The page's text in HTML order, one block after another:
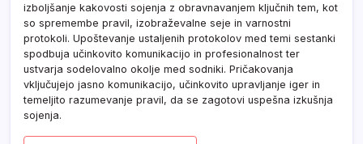
izboljšanje kakovosti sojenja z obravnavanjem ključnih tem, kot
so spremembe pravil, izobraževalne seje in varnostni
protokoli. Upoštevanje ustaljenih protokolov med temi sestanki
spodbuja učinkovito komunikacijo in profesionalnost ter
ustvarja sodelovalno okolje med sodniki. Pričakovanja
vključujejo jasno komunikacijo, učinkovito upravljanje iger in
temeljito razumevanje pravil, da se zagotovi uspešna izkušnja
sojenja.